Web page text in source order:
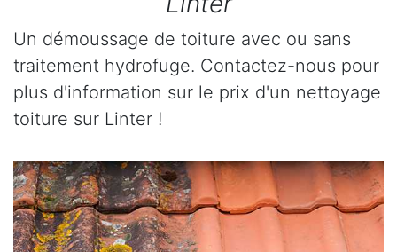
Un démoussage de toiture avec ou sans
traitement hydrofuge. Contactez-nous pour
plus d'information sur le prix d'un nettoyage
toiture sur Linter !